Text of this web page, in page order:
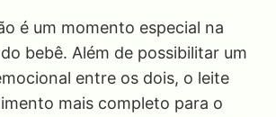
é um momento especial na
bebê. Além de possibilitar um
entre os dois, o leite
mais completo para o